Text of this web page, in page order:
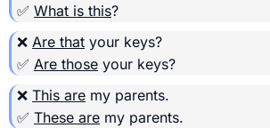
✅ What is this?
❌ Are that your keys?
✅ Are those your keys?
❌ This are my parents.
✅ These are my parents.